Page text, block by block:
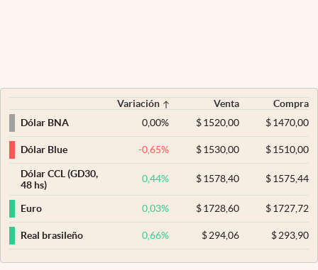
Variación Venta
Compra
Dólar BNA
0,00% $ 1520,00 $1470,00
Dólar Blue -0,65% $ 1530,00 $1510,00
Dólar CCL (GD30,
48 hs)
0,44% $ 1578,40 $1575,44
Euro 0,03% $ 1728,60 $1727,72
Real brasileño 0,66% $ 294,06 $293,90